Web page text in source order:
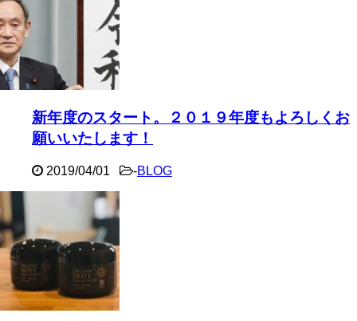
新年度のスタート。２０１９年度もよろしくお
願いいたします！
2019/04/01 -BLOG